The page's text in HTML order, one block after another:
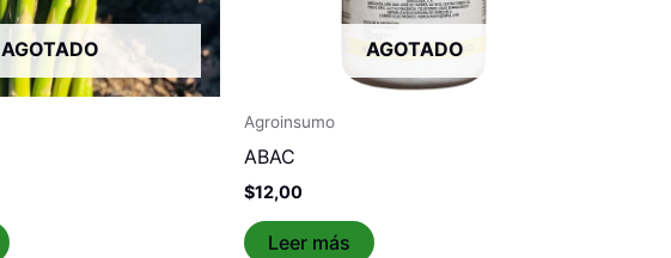
AGOTADO AGOTADO
Agroinsumo
ABAC
$12,00
Leer más